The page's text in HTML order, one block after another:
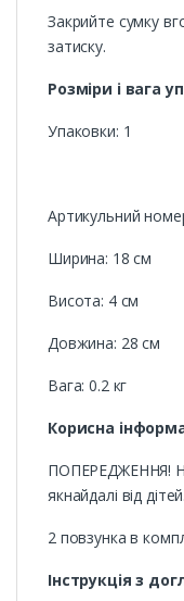
Закрийте сумку
затиску.
Розміри і вага
Упаковки: 1
Артикульний
Ширина: 18 см
Висота: 4 см
Довжина: 28 см
Вага: 0.2 кг
Корисна
ПОПЕРЕДЖЕННЯ!
якнайдалі від дітей.
2 повзунка в
Інструкція з